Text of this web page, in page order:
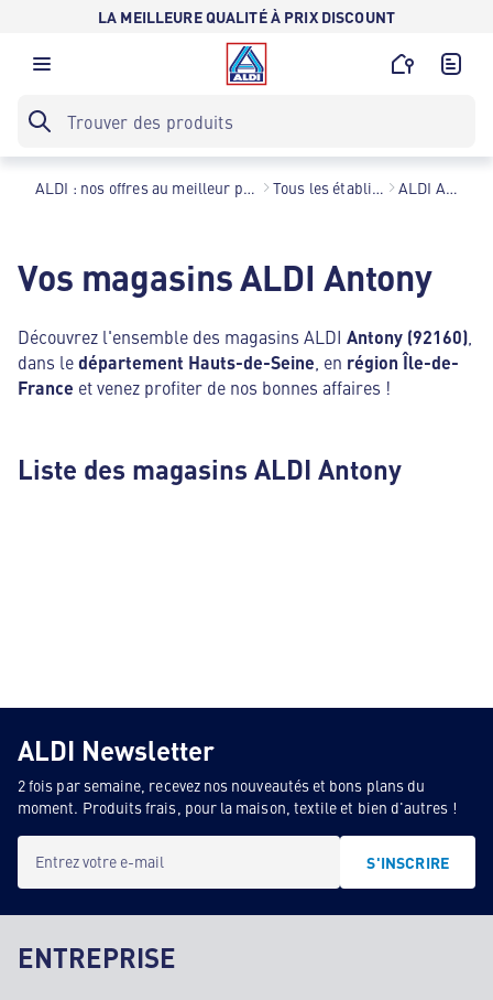
LA MEILLEURE QUALITÉ À PRIX DISCOUNT
ALDI : nos offres au meilleur prix toute l’année ! Tous les établissements ALDI Antony
Vos magasins ALDI Antony
Découvrez l'ensemble des magasins ALDI Antony (92160)
dans ledépartement Hauts-de-Seine , en région Île-de-
France et venez profiter de nos bonnes affaires !
Liste des magasins ALDI Antony
ALDI Newsletter
2 fois par semaine, recevez nos nouveautés et bons plans du
moment. Produits frais, pour la maison, textile et bien d'autres !
Entrez votre e-mail S'INSCRIRE
ENTREPRISE